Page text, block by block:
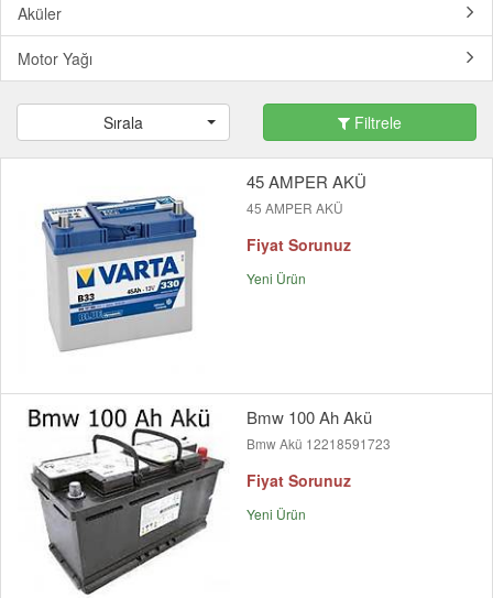
Aküler
Motor Yağı
Sırala Filtrele
45 AMPER AKÜ
45 AMPER AKÜ
Fiyat Sorunuz
Yeni Ürün
Bmw 100 Ah Akü
Bmw Akü 12218591723
Fiyat Sorunuz
Yeni Ürün